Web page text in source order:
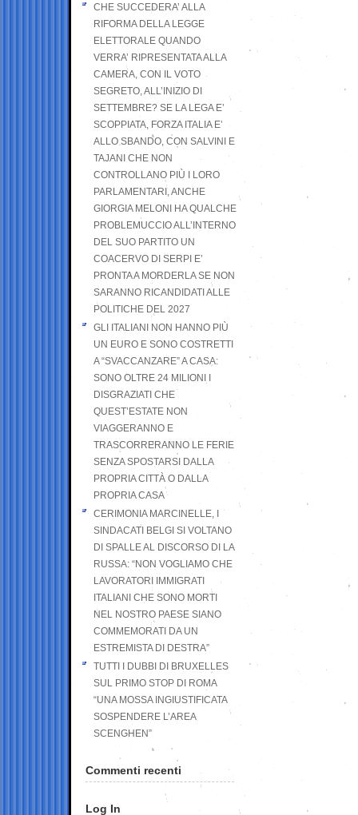
CHE SUCCEDERA’ ALLA
RIFORMA DELLA LEGGE
ELETTORALE QUANDO
VERRA’ RIPRESENTATA ALLA
CAMERA, CON IL VOTO
SEGRETO, ALL’INIZIO DI
SETTEMBRE? SE LA LEGA E’
SCOPPIATA, FORZA ITALIA E’
ALLO SBANDO, CON SALVINI E
TAJANI CHE NON
CONTROLLANO PIÙ I LORO
PARLAMENTARI, ANCHE
GIORGIA MELONI HA QUALCHE
PROBLEMUCCIO ALL’INTERNO
DEL SUO PARTITO UN
COACERVO DI SERPI E’
PRONTA A MORDERLA SE NON
SARANNO RICANDIDATI ALLE
POLITICHE DEL 2027
GLI ITALIANI NON HANNO PIÙ
UN EURO E SONO COSTRETTI
A “SVACCANZARE” A CASA:
SONO OLTRE 24 MILIONI I
DISGRAZIATI CHE
QUEST’ESTATE NON
VIAGGERANNO E
TRASCORRERANNO LE FERIE
SENZA SPOSTARSI DALLA
PROPRIA CITTÀ O DALLA
PROPRIA CASA
CERIMONIA MARCINELLE, I
SINDACATI BELGI SI VOLTANO
DI SPALLE AL DISCORSO DI LA
RUSSA: “NON VOGLIAMO CHE
LAVORATORI IMMIGRATI
ITALIANI CHE SONO MORTI
NEL NOSTRO PAESE SIANO
COMMEMORATI DA UN
ESTREMISTA DI DESTRA”
TUTTI I DUBBI DI BRUXELLES
SUL PRIMO STOP DI ROMA
“UNA MOSSA INGIUSTIFICATA
SOSPENDERE L’AREA
SCENGHEN”
Commenti recenti
Log In